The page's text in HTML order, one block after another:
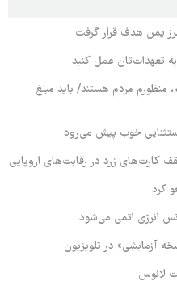
یمن هدف قرار گرفت
تعهدات‌تان عمل کنید
مردم هستند/ باید مبلغ
خوب پیش می‌رود
کارت‌های زرد در رقابت‌های اروپایی
کرد
انرژی اتمی می‌شود
آزمایشی» در تلویزیون
لائوس